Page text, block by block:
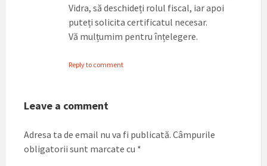
Vidra, să deschideți rolul fiscal, iar apoi
puteți solicita certificatul necesar.
Vă mulțumim pentru înțelegere.
Reply to comment
Leave a comment
Adresa ta de email nu va fi publicată. Câmpurile
obligatorii sunt marcate cu *